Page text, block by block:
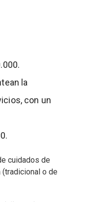
la
con un
cuidados de
o de